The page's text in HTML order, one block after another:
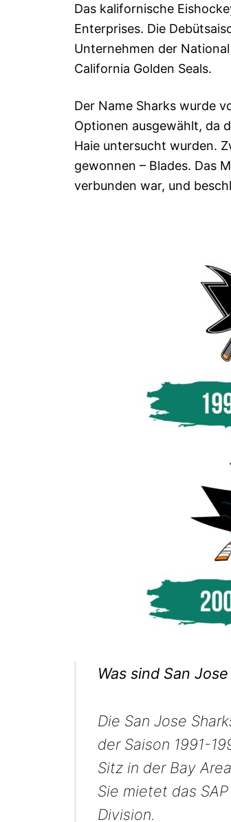
Das kalifornische
Enterprises. Die
Unternehmen der
California Golden Seals.
Der Name Sharks wurde
Optionen ausgewählt, da
Haie untersucht wurden.
gewonnen – Blades. Das
verbunden war, und
Was sind San
Die San Jose
der Saison 1991-
Sitz in der Bay
Sie mietet das
Division.